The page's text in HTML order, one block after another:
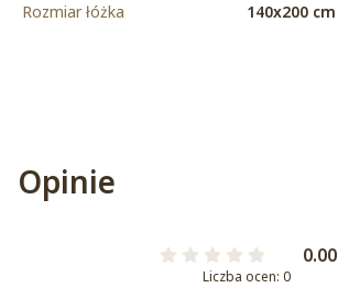
Rozmiar łóżka 140x200 cm
Opinie
0.00
Liczba ocen: 0